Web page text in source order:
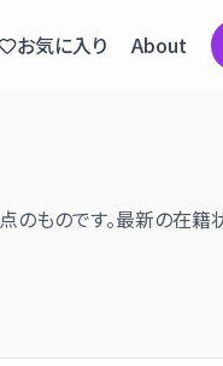
お気に入り About
のものです。最新の在籍